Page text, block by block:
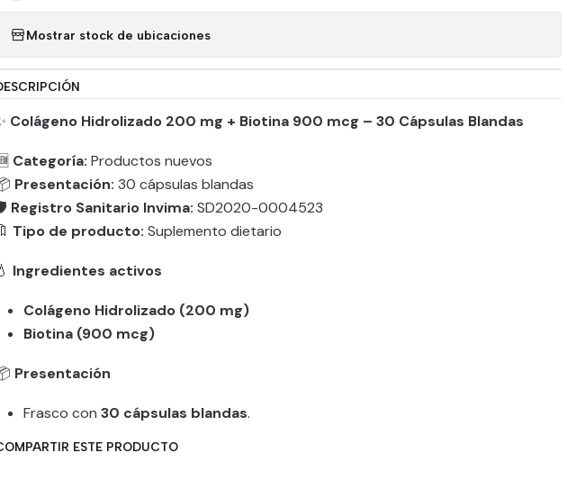
Mostrar stock de ubicaciones
Colágeno Hidrolizado 200 mg + Biotina 900 mcg – 30 Cápsulas Blandas
Categoría: Productos nuevos
Presentación: 30 cápsulas blandas
Registro Sanitario Invima: SD2020-0004523
Tipo de producto: Suplemento dietario
Ingredientes activos
Colágeno Hidrolizado (200 mg)
Biotina (900 mcg)
Presentación
Frasco con 30 cápsulas blandas.
ESTE PRODUCTO